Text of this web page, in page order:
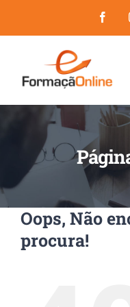
to
Oops, Não
procura!